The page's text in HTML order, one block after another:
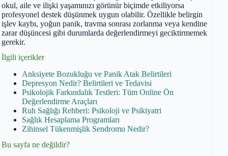
okul, aile ve ilişki yaşamınızı görünür biçimde etkiliyorsa
profesyonel destek düşünmek uygun olabilir. Özellikle belirgin
işlev kaybı, yoğun panik, travma sonrası zorlanma veya kendine
zarar düşüncesi gibi durumlarda değerlendirmeyi geciktirmemek
gerekir.
İlgili içerikler
Anksiyete Bozukluğu ve Panik Atak Belirtileri
Depresyon Nedir? Belirtileri ve Tedavisi
Psikolojik Farkındalık Testleri: Tüm Online Ön
Değerlendirme Araçları
Ruh Sağlığı Rehberi: Psikoloji ve Psikiyatri
Sağlık Hesaplama Programları
Zihinsel Tükenmişlik Sendromu Nedir?
Bu sayfa ne değildir?